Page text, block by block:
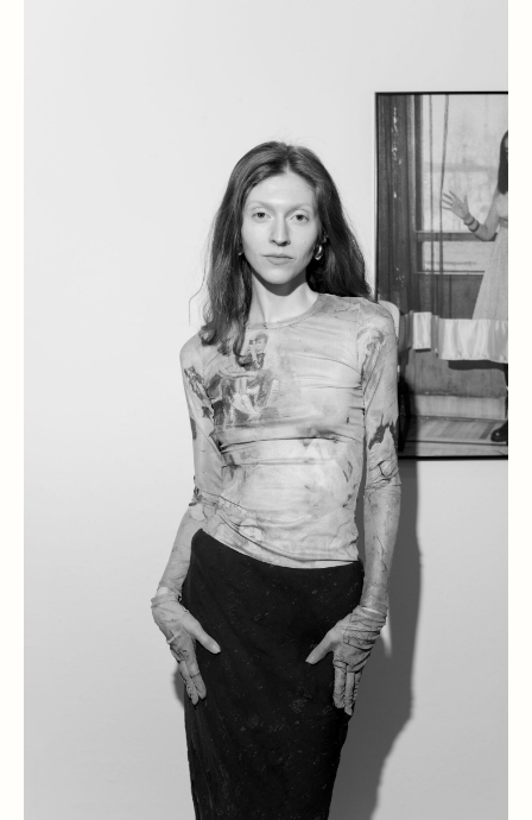
МАЛЫЙ ХАРИТОНЬЕВСКИЙ ПЕР. 6/2
СТАТЬ ХУДОЖНИКОМ
АРЕНДА ИСКУССТВА
АРЕНДА ПОМЕЩЕНИЯ
ПОДАРОЧНЫЕ СЕРТИФИКАТЫ
ПРАВИЛА ВОЗВРАТА
СОТРУДНИЧЕСТВО